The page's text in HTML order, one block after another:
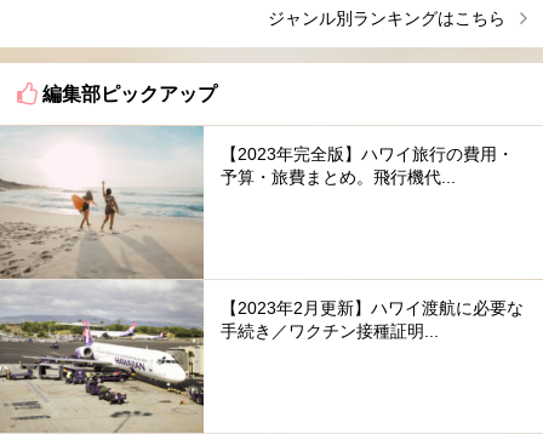
ジャンル別ランキングはこちら
編集部ピックアップ
【2023年完全版】ハワイ旅行の費用・
予算・旅費まとめ。飛行機代...
【2023年2月更新】ハワイ渡航に必要な
手続き／ワクチン接種証明...